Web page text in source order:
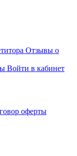
Отзывы о
Войти в кабинет
оферты